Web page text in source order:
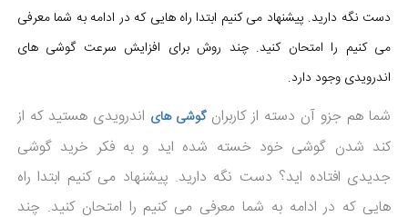
دست نگه دارید. پیشنهاد می کنیم ابتدا راه هایی که در ادامه به شما معرفی
می کنیم را امتحان کنید. چند روش برای افزایش سرعت گوشی های
اندرویدی وجود دارد.
شما هم جزو آن دسته از کاربران گوشی های اندرویدی هستید که از
کند شدن گوشی خود خسته شده اید و به فکر خرید گوشی
جدیدی افتاده اید؟ دست نگه دارید. پیشنهاد می کنیم ابتدا راه
هایی که در ادامه به شما معرفی می کنیم را امتحان کنید. چند